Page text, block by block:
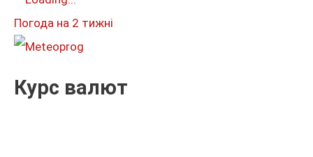
:
Погода на 2 тижні
Курс валют